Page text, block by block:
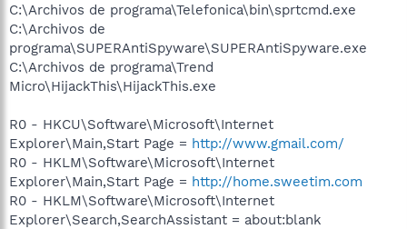
C:\Archivos de programa\Telefonica\bin\sprtcmd.exe
C:\Archivos de
programa\SUPERAntiSpyware\SUPERAntiSpyware.exe
C:\Archivos de programa\Trend
Micro\HijackThis\HijackThis.exe
R0 - HKCU\Software\Microsoft\Internet
Explorer\Main,Start Page = http://www.gmail.com/
R0 - HKLM\Software\Microsoft\Internet
Explorer\Main,Start Page = http://home.sweetim.com
R0 - HKLM\Software\Microsoft\Internet
Explorer\Search,SearchAssistant = about:blank